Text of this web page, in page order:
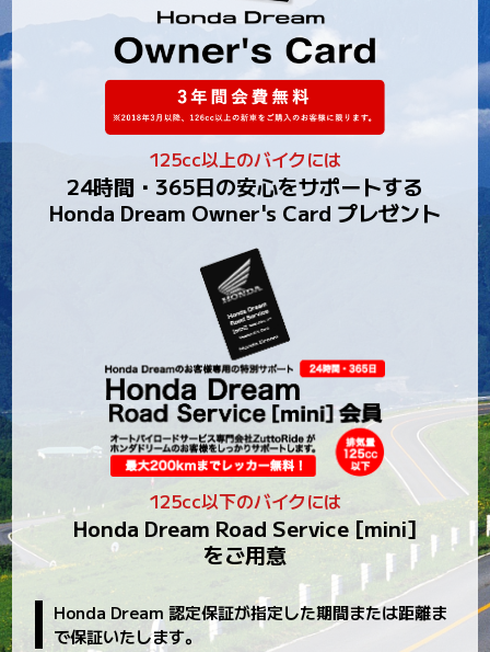
125cc以上のバイクには
24時間・365日の安心をサポートする
Honda Dream Owner's Card プレゼント
125cc以下のバイクには
Honda Dream Road Service [mini]
をご用意
Honda Dream 認定保証が指定した期間または距離ま
で保証いたします。